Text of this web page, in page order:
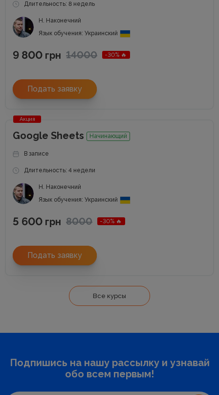
Длительность: 8 недель
Н. Наконечний
Язык обучения: Украинский
9 800 грн 14000 -30% 🔥
Подать заявку
Акция
Google Sheets Начинающий
В записе
Длительность: 4 недели
Н. Наконечний
Язык обучения: Украинский
5 600 грн 8000 -30% 🔥
Подать заявку
Все курсы
Подпишись на нашу рассылку и узнавай
обо всем первым!